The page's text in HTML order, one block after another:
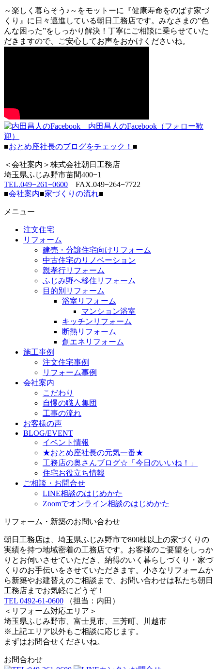
～楽しく暮らそう♪～をモットーに『健康寿命をのばす家づ
くり』に日々邁進している朝日工務店です。みなさまの”色
んな困った”をしっかり解決！丁寧にご相談に乗らせていた
だきますので、ご安心してお声をおかけくださいね。
内田昌人のFacebook（フォロー歓
迎）
■おとめ座社長のブログをチェック！ ■
＜会社案内＞株式会社朝日工務店
埼玉県ふじみ野市苗間400−1
TEL.049−261−0600 FAX.049−264−7722
■会社案内■家づくりの流れ■
メニュー
注文住宅
リフォーム
建売・分譲住宅向けリフォーム
中古住宅のリノベーション
親孝行リフォーム
ふじみ野へ移住リフォーム
目的別リフォーム
浴室リフォーム
マンション浴室
キッチンリフォーム
断熱リフォーム
創エネリフォーム
施工事例
注文住宅事例
リフォーム事例
会社案内
こだわり
自慢の職人集団
工事の流れ
お客様の声
BLOG/EVENT
イベント情報
★おとめ座社長の元気一番★
工務店の奥さんブログ☆「今日のいいね！」
住宅お役立ち情報
ご相談・お問合せ
LINE相談のはじめかた
Zoomでオンライン相談のはじめかた
リフォーム・新築のお問い合わせ
朝日工務店は、埼玉県ふじみ野市で800棟以上の家づくりの
実績を持つ地域密着の工務店です。お客様のご要望をしっか
りとお伺いさせていただき、納得のいく暮らしづくり・家づ
くりのお手伝いをさせていただきます。小さなリフォームか
ら新築やお建替えのご相談まで、お問い合わせは私たち朝日
工務店までお気軽にどうぞ！
TEL 0492-61-0600 （担当：内田）
＜リフォーム対応エリア＞
埼玉県ふじみ野市、富士見市、三芳町、川越市
※上記エリア以外もご相談に応じます。
まずはお問合せくださいね。
お問合わせ